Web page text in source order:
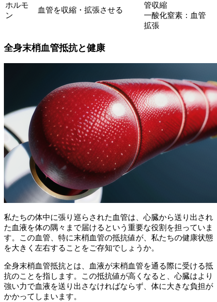
ホルモ
ン
血管を収縮・拡張させる
管収縮
一酸化窒素：血管
拡張
全身末梢血管抵抗と健康
私たちの体中に張り巡らされた血管は、心臓から送り出され
た血液を体の隅々まで届けるという重要な役割を担っていま
す。この血管、特に末梢血管の抵抗値が、私たちの健康状態
を大きく左右することをご存知でしょうか。
全身末梢血管抵抗とは、血液が末梢血管を通る際に受ける抵
抗のこと を指します。この抵抗値が高くなると、心臓はより
強い力で血液を送り出さなければならず、体に大きな負担が
かかってしまいます。